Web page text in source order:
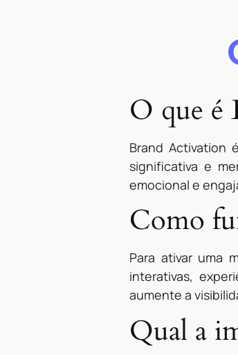
O que é
Brand Activation
significativa e
emocional e
Como
Para ativar uma
interativas,
aumente a
Qual a